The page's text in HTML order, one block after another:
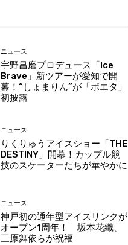
ニュース
宇野昌磨プロデュース「Ice
Brave」新ツアーが愛知で開
幕！“しょまりん”が「ポエタ」
初披露
ニュース
りくりゅうアイスショー「THE
DESTINY」開幕！カップル競
技のスケーターたちが華やかに
ニュース
神戸初の通年型アイスリンクが
オープン1周年！ 坂本花織、
三原舞依らが祝福